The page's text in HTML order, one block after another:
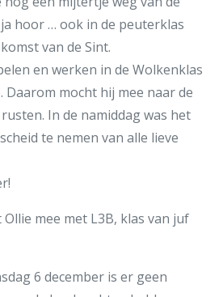
hoor … ook in de peuterklas
van de Sint.
en werken in de Wolkenklas
Daarom mocht hij mee naar de
In de namiddag was het
te nemen van alle lieve
mee met L3B, klas van juf
6 december is er geen